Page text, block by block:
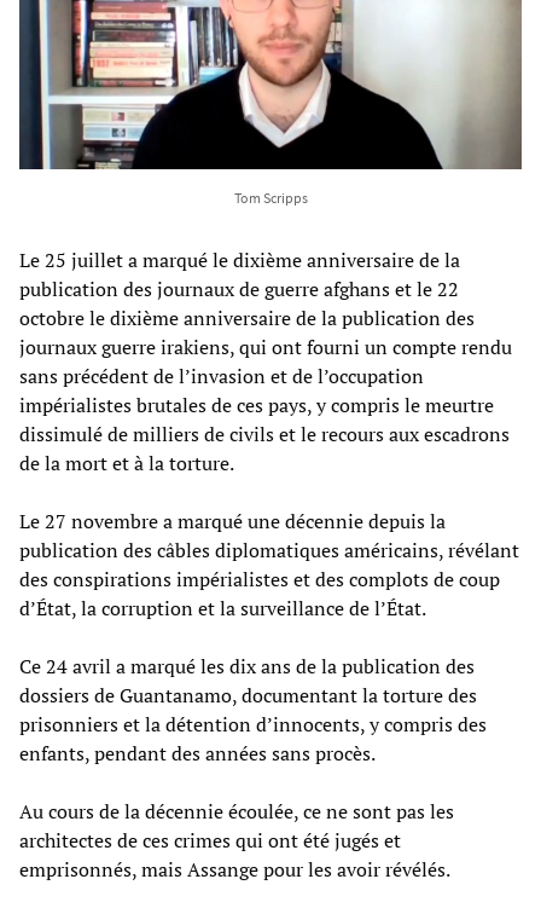
Tom Scripps
Le 25 juillet a marqué le dixième anniversaire de la
publication des journaux de guerre afghans et le 22
octobre le dixième anniversaire de la publication des
journaux guerre irakiens, qui ont fourni un compte rendu
sans précédent de l’invasion et de l’occupation
impérialistes brutales de ces pays, y compris le meurtre
dissimulé de milliers de civils et le recours aux escadrons
de la mort et à la torture.
Le 27 novembre a marqué une décennie depuis la
publication des câbles diplomatiques américains, révélant
des conspirations impérialistes et des complots de coup
d’État, la corruption et la surveillance de l’État.
Ce 24 avril a marqué les dix ans de la publication des
dossiers de Guantanamo, documentant la torture des
prisonniers et la détention d’innocents, y compris des
enfants, pendant des années sans procès.
Au cours de la décennie écoulée, ce ne sont pas les
architectes de ces crimes qui ont été jugés et
emprisonnés, mais Assange pour les avoir révélés.